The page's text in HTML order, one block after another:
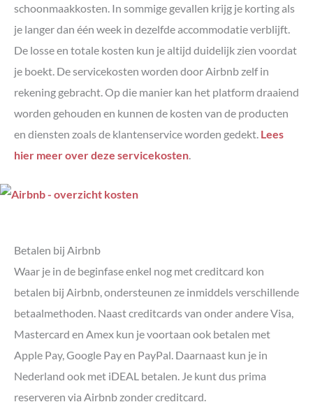
schoonmaakkosten. In sommige gevallen krijg je korting als
je langer dan één week in dezelfde accommodatie verblijft.
De losse en totale kosten kun je altijd duidelijk zien voordat
je boekt. De servicekosten worden door Airbnb zelf in
rekening gebracht. Op die manier kan het platform draaiend
worden gehouden en kunnen de kosten van de producten
en diensten zoals de klantenservice worden gedekt. Lees
hier meer over deze servicekosten.
Betalen bij Airbnb
Waar je in de beginfase enkel nog met creditcard kon
betalen bij Airbnb, ondersteunen ze inmiddels verschillende
betaalmethoden. Naast creditcards van onder andere Visa,
Mastercard en Amex kun je voortaan ook betalen met
Apple Pay, Google Pay en PayPal. Daarnaast kun je in
Nederland ook met iDEAL betalen. Je kunt dus prima
reserveren via Airbnb zonder creditcard.